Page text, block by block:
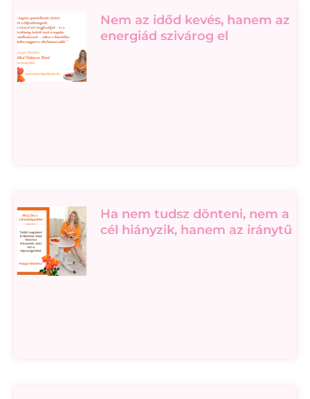
Nem az időd kevés, hanem az
energiád szivárog el
Ha nem tudsz dönteni, nem a
cél hiányzik, hanem az iránytű